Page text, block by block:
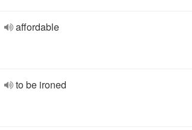
affordable
to be ironed